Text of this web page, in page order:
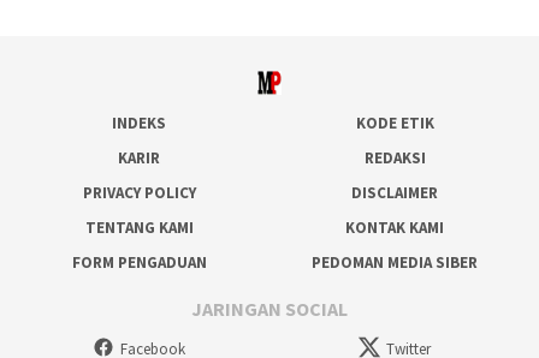
INDEKS
KODE ETIK
KARIR
REDAKSI
PRIVACY POLICY
DISCLAIMER
TENTANG KAMI
KONTAK KAMI
FORM PENGADUAN
PEDOMAN MEDIA SIBER
JARINGAN SOCIAL
Facebook Twitter